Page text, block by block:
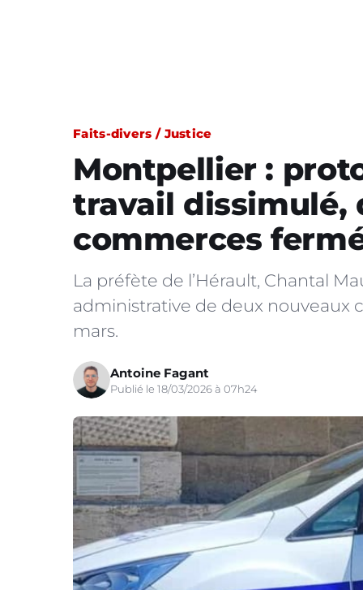
Faits-divers / Justice
Montpellier :
travail dissimulé,
commerces
La préfète de l’Hérault, Chantal
administrative de deux nouveaux
mars.
Antoine Fagant
Publié le 18/03/2026 à 07h24